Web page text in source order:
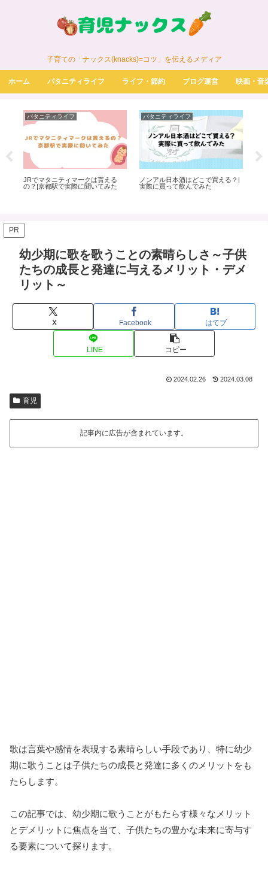
子育ての「ナックス(knacks)=コツ」を伝えるメディア
ホーム パタニティライフ ライフ・節約 ブログ運営 映画・音
パタニティライフ
JRでマタニティマークは貰える
の？|京都駅で実際に聞いてみた
パタニティライフ
ノンアル日本酒はどこで買える？|
実際に買って飲んでみた
PR
幼少期に歌を歌うことの素晴らしさ～子供
たちの成長と発達に与えるメリット・デメ
リット～
X Facebook はてブ
LINE コピー
2024.02.26 2024.03.08
育児
記事内に広告が含まれています。
歌は言葉や感情を表現する素晴らしい手段であり、特に幼少
期に歌うことは子供たちの成長と発達に多くのメリットをも
たらします。
この記事では、幼少期に歌うことがもたらす様々なメリット
とデメリットに焦点を当て、子供たちの豊かな未来に寄与す
る要素について探ります。